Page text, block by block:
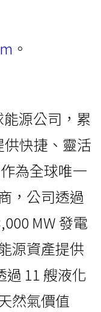
。
源公司，累
快捷、靈活
為全球唯一
，公司透過
MW 發電
源資產提供
11 艘液化
然氣價值